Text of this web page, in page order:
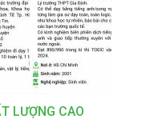
LƯỢNG CAO